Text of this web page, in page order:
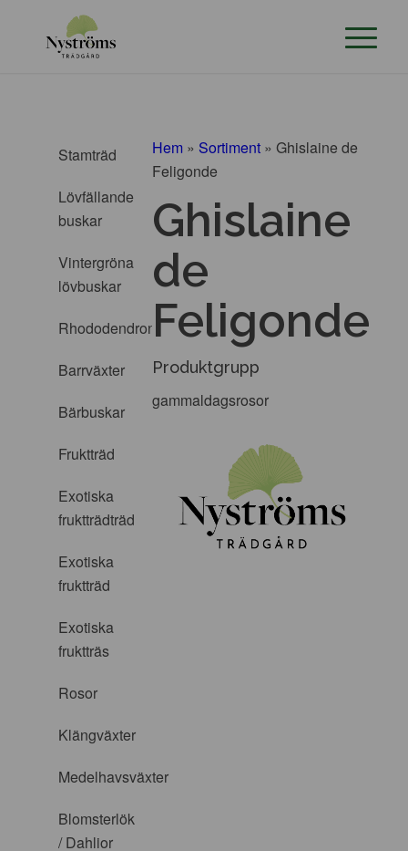
Stamträd
Lövfällande
buskar
Vintergröna
lövbuskar
Rhododendron
Barrväxter
Bärbuskar
Fruktträd
Exotiska
fruktträdträd
Exotiska
fruktträd
Exotiska
fruktträs
Rosor
Klängväxter
Medelhavsväxter
Blomsterlök
/ Dahlior
Hem » Sortiment »Ghislaine de
Feligonde
Ghislaine
de
Feligonde
Produktgrupp
gammaldagsrosor